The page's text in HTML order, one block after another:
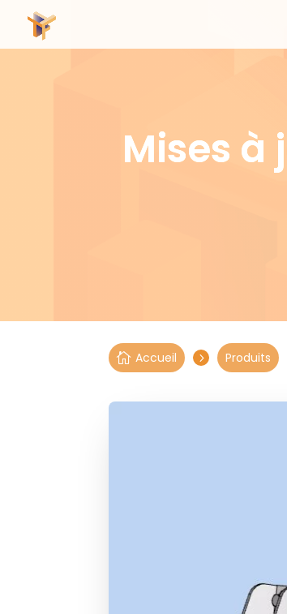
Mises à
 Accueil 5 Produits